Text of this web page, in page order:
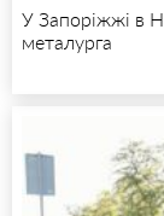
У Запоріжжі в
металурга